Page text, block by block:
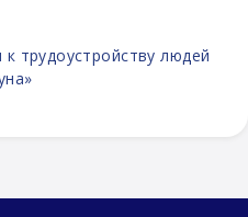
трудоустройству людей